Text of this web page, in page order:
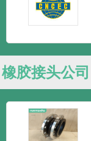
橡胶接头公司
新闻